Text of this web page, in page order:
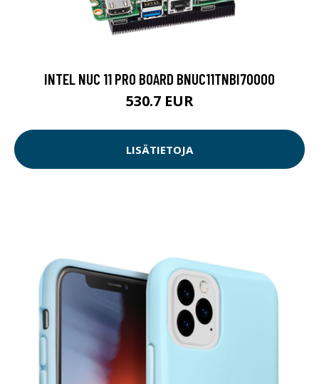
INTEL NUC 11 PRO BOARD BNUC11TNBI70000
530.7 EUR
LISÄTIETOJA